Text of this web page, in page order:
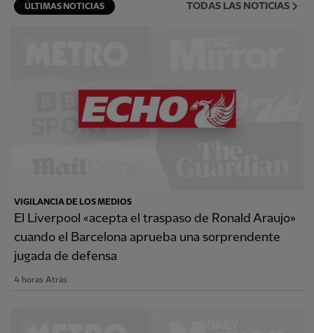
ÚLTIMAS NOTICIAS TODAS LAS NOTICIAS
VIGILANCIA DE LOS MEDIOS
El Liverpool «acepta el traspaso de Ronald Araujo»
cuando el Barcelona aprueba una sorprendente
jugada de defensa
4 horas Atrás